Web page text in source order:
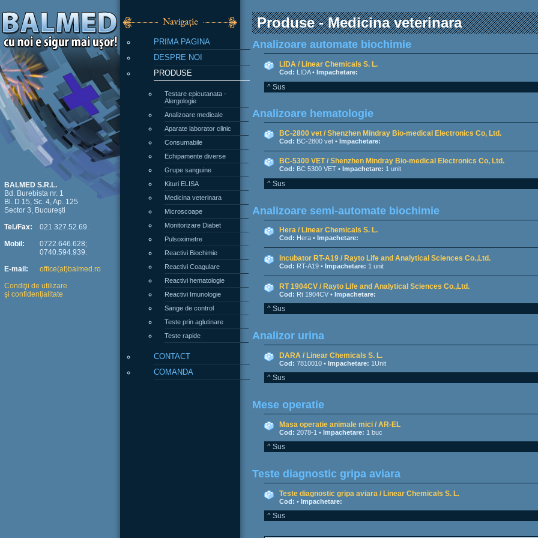
Produse - Medicina veterinara
Analizoare automate biochimie
LIDA / Linear Chemicals S. L.
Cod: LIDA • Impachetare:
^ Sus
Analizoare hematologie
BC-2800 vet / Shenzhen Mindray Bio-medical Electronics Co, Ltd.
Cod: BC-2800 vet • Impachetare:
BC-5300 VET / Shenzhen Mindray Bio-medical Electronics Co, Ltd.
Cod: BC 5300 VET • Impachetare: 1 unit
^ Sus
Analizoare semi-automate biochimie
Hera / Linear Chemicals S. L.
Cod: Hera • Impachetare:
Incubator RT-A19 / Rayto Life and Analytical Sciences Co.,Ltd.
Cod: RT-A19 • Impachetare: 1 unit
RT 1904CV / Rayto Life and Analytical Sciences Co.,Ltd.
Cod: Rt 1904CV • Impachetare:
^ Sus
Analizor urina
DARA / Linear Chemicals S. L.
Cod: 7810010 • Impachetare: 1Unit
^ Sus
Mese operatie
Masa operatie animale mici / AR-EL
Cod: 2078-1 • Impachetare: 1 buc
^ Sus
Teste diagnostic gripa aviara
Teste diagnostic gripa aviara / Linear Chemicals S. L.
Cod: • Impachetare:
^ Sus
PRIMA PAGINA
DESPRE NOI
PRODUSE
Testare epicutanata -
Alergologie
Analizoare medicale
Aparate laborator clinic
Consumabile
Echipamente diverse
Grupe sanguine
Kituri ELISA
Medicina veterinara
Microscoape
Monitorizare Diabet
Pulsoximetre
Reactivi Biochimie
Reactivi Coagulare
Reactivi hematologie
Reactivi Imunologie
Sange de control
Teste prin aglutinare
Teste rapide
CONTACT
COMANDA
BALMED S.R.L.
Bd. Burebista nr. 1
Bl. D 15, Sc. 4, Ap. 125
Sector 3, Bucureşti
Tel./Fax:
Mobil:
E-mail:
021 327.52.69.
0722.646.628;
0740.594.939.
office(at)balmed.ro
Condiţii de utilizare
şi confidenţialitate